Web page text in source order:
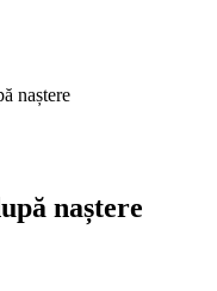
naștere
naștere